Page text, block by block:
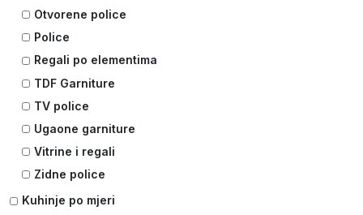
Otvorene police
Police
Regali po elementima
TDF Garniture
TV police
Ugaone garniture
Vitrine i regali
Zidne police
Kuhinje po mjeri